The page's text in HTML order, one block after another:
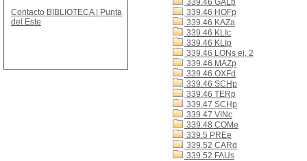
339.46 GALp
339.46 HOFp
339.46 KAZa
339.46 KLIc
339.46 KLIp
339.46 LONs ej. 2
339.46 MAZp
339.46 OXFd
339.46 SCHp
339.46 TERp
339.47 SCHp
339.47 VINc
339.48 COMe
339.5 PREe
339.52 CARd
339.52 FAUs
Contacto BIBLIOTECA | Punta
del Este